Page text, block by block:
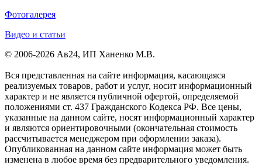
Фотогалерея
Видео и статьи
© 2006-2026 Ав24, ИП Ханенко М.В.
Вся представленная на сайте информация, касающаяся
реализуемых товаров, работ и услуг, носит информационный
характер и не является публичной офертой, определяемой
положениями ст. 437 Гражданского Кодекса РФ. Все цены,
указанные на данном сайте, носят информационный характер
и являются ориентировочными (окончательная стоимость
рассчитывается менеджером при оформлении заказа).
Опубликованная на данном сайте информация может быть
изменена в любое время без предварительного уведомления.